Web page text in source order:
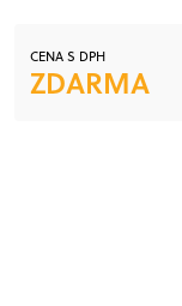
CENA S DPH
ZDARMA